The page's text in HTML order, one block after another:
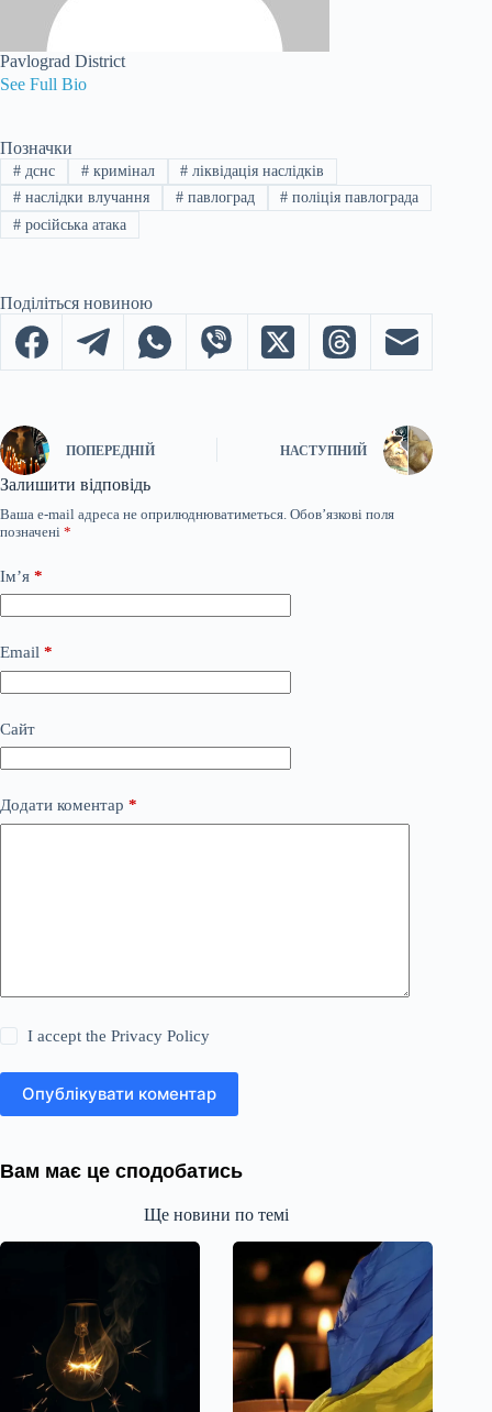
Pavlograd District
See Full Bio
Позначки
#дснс #кримінал # ліквідація наслідків
#наслідки влучання #павлоград # поліція павлограда
#російська атака
Поділіться новиною
ПОПЕРЕДНІЙ НАСТУПНИЙ
Залишити відповідь
Ваша e-mail адреса не оприлюднюватиметься. Обов’язкові поля
позначені *
Ім’я *
Email *
Сайт
Додати коментар *
I accept thePrivacy Policy
Опублікувати коментар
Вам має це сподобатись
Ще новини по темі